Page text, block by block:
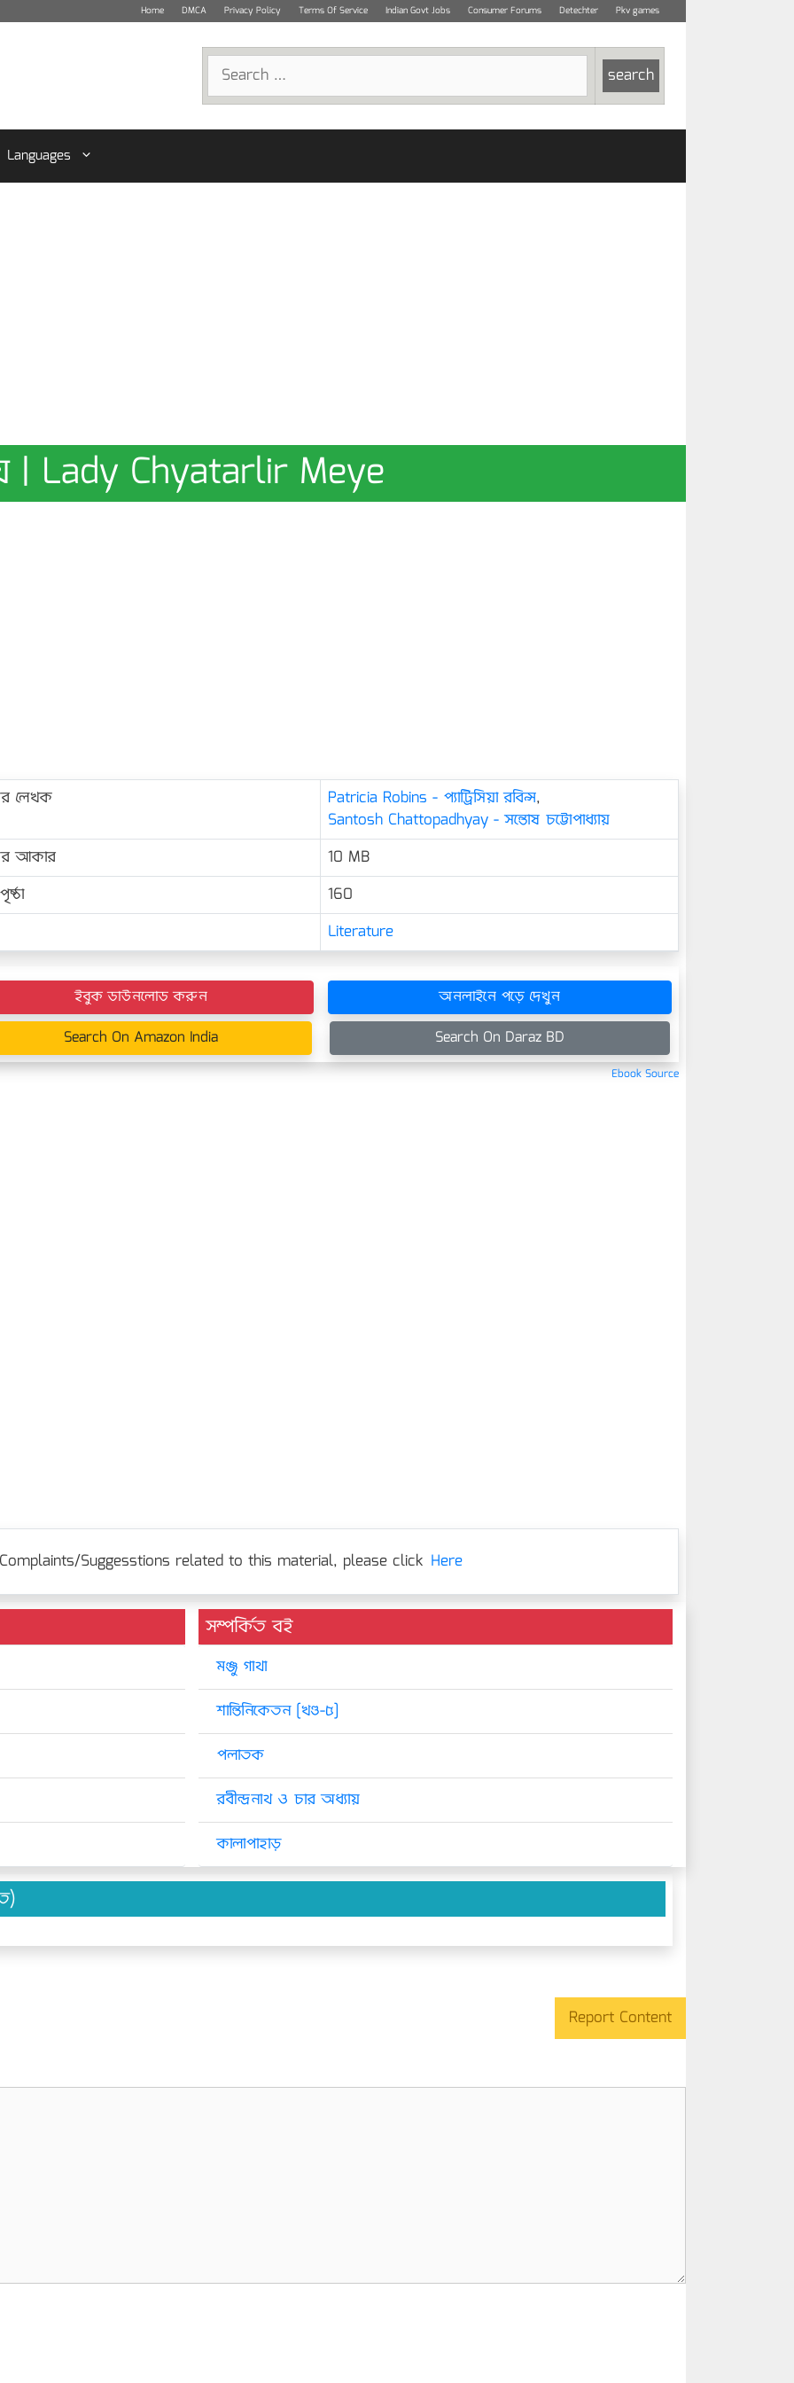
Home DMCA Privacy Policy Terms Of Service Indian Govt Jobs Consumer Forums Detechter Pkv games
Search
for:
Languages
| Lady Chyatarlir Meye
লেখক Patricia Robins - প্যাট্রিসিয়া রবিন্স,
Santosh Chattopadhyay - সন্তোষ চট্টোপাধ্যায়
আকার
10 MB
160
Literature
ইবুক ডাউনলোড করুন
অনলাইনে পড়ে দেখুন
Search On Amazon India
Search On Daraz BD
Ebook Source
Suggesstions related to this material, please click Here
সম্পর্কিত বই
মঞ্জু গাথা
শান্তিনিকেতন [খণ্ড-৫]
পলাতক
রবীন্দ্রনাথ ও চার অধ্যায়
কালাপাহাড়
Report Content